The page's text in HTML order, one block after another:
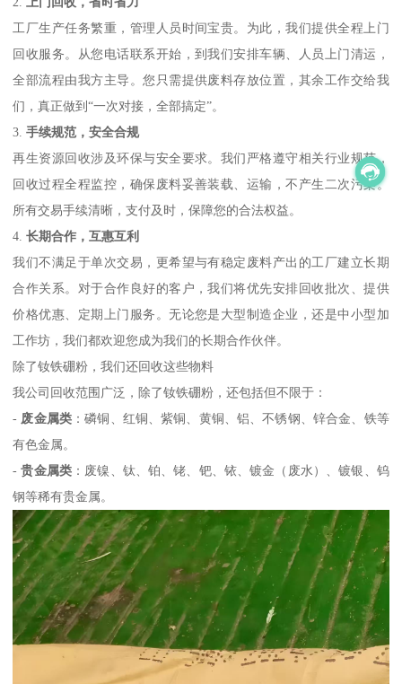
工厂生产任务繁重，管理人员时间宝贵。为此，我们提供全程上门
回收服务。从您电话联系开始，到我们安排车辆、人员上门清运，
全部流程由我方主导。您只需提供废料存放位置，其余工作交给我
们，真正做到“一次对接，全部搞定”。
3.手续规范，安全合规
再生资源回收涉及环保与安全要求。我们严格遵守相关行业规范，
回收过程全程监控，确保废料妥善装载、运输，不产生二次污染。
所有交易手续清晰，支付及时，保障您的合法权益。
4.长期合作，互惠互利
我们不满足于单次交易，更希望与有稳定废料产出的工厂建立长期
合作关系。对于合作良好的客户，我们将优先安排回收批次、提供
价格优惠、定期上门服务。无论您是大型制造企业，还是中小型加
工作坊，我们都欢迎您成为我们的长期合作伙伴。
除了钕铁硼粉，我们还回收这些物料
我公司回收范围广泛，除了钕铁硼粉，还包括但不限于：
- 废金属类 ：磷铜、红铜、紫铜、黄铜、铝、不锈钢、锌合金、铁等
有色金属。
-贵金属类 ：废镍、钛、铂、铑、钯、铱、镀金（废水）、镀银、钨
钢等稀有贵金属。